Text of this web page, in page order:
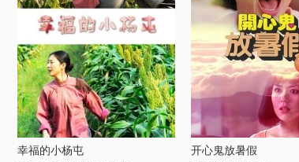
幸福的小杨屯 开心鬼放暑假